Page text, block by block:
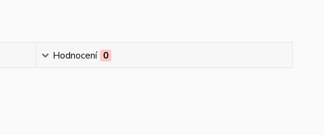
Hodnocení 0